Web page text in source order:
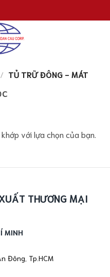
/ TỦ TRỮ ĐÔNG - MÁT
với lựa chọn của bạn.
THƯƠNG MẠI
MINH
Đông, Tp.HCM